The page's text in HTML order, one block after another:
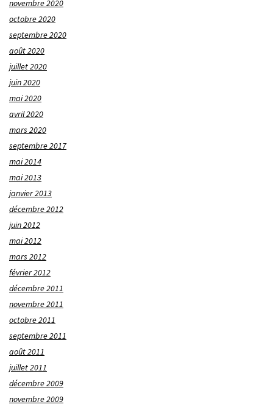
novembre 2020
octobre 2020
septembre 2020
août 2020
juillet 2020
juin 2020
mai 2020
avril 2020
mars 2020
septembre 2017
mai 2014
mai 2013
janvier 2013
décembre 2012
juin 2012
mai 2012
mars 2012
février 2012
décembre 2011
novembre 2011
octobre 2011
septembre 2011
août 2011
juillet 2011
décembre 2009
novembre 2009